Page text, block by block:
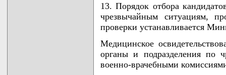
13. Порядок отбора
чрезвычайным ситуациям,
проверки устанавливается
Медицинское
органы и подразделения по
военно-врачебными